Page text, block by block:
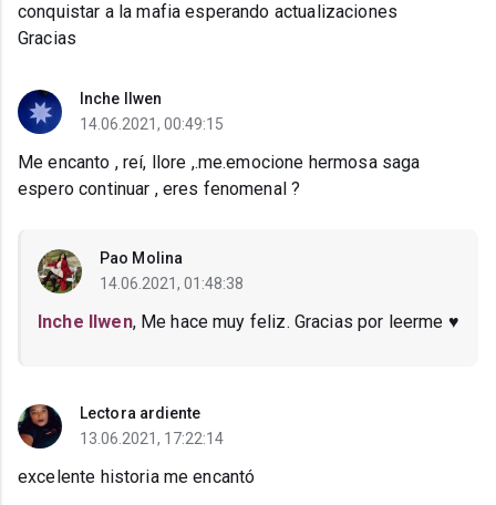
conquistar a la mafia esperando actualizaciones
Gracias
Inche Ilwen
14.06.2021, 00:49:15
Me encanto , reí, llore ,.me.emocione hermosa saga
espero continuar , eres fenomenal ?
Pao Molina
14.06.2021, 01:48:38
Inche Ilwen, Me hace muy feliz. Gracias por leerme ♥
Lectora ardiente
13.06.2021, 17:22:14
excelente historia me encantó